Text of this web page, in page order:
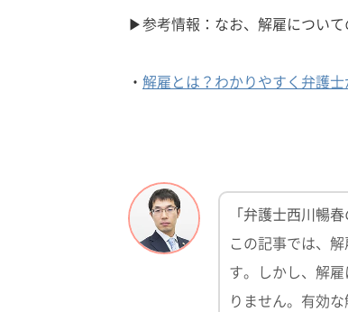
▶参考情報：なお、解雇について
・ 解雇とは？わかりやすく弁護士
「弁護士西川暢
この記事では、
す。しかし、解
りません。有効